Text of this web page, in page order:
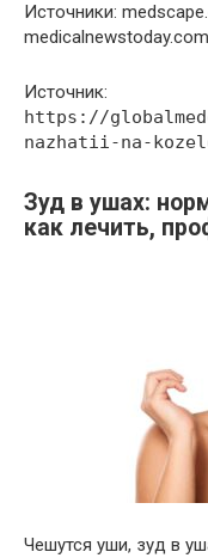
Источники:
Источник:
https://
nazhatii-na-
Зуд в ушах:
как лечить,
Чешутся уши, зуд в